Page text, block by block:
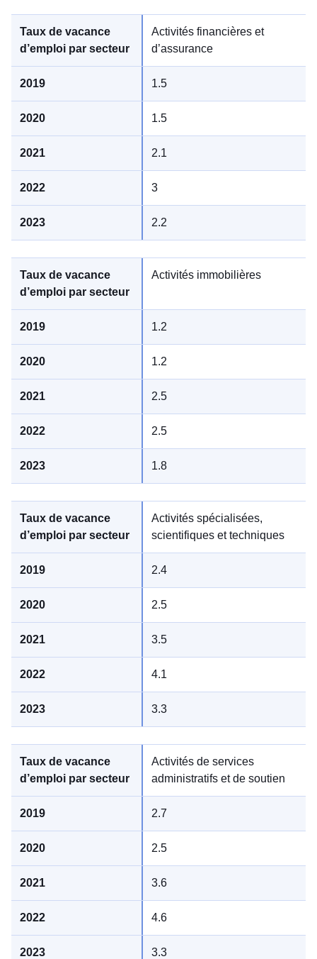
Activités financières et
d’assurance
1.5
1.5
2.1
3
2.2
Activités immobilières
1.2
1.2
2.5
2.5
1.8
Activités spécialisées,
scientifiques et techniques
2.4
2.5
3.5
4.1
3.3
Activités de services
administratifs et de soutien
2.7
2.5
3.6
4.6
3.3